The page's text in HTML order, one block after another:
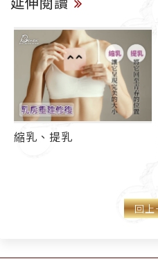
延伸閱讀
縮乳、提乳
回上